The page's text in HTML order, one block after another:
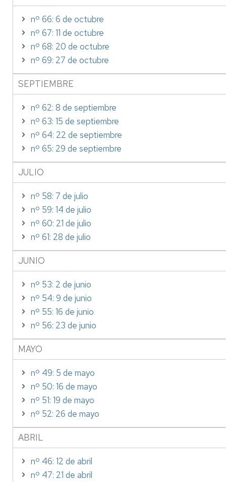
nº 66: 6 de octubre
nº 67: 11 de octubre
nº 68: 20 de octubre
nº 69: 27 de octubre
SEPTIEMBRE
nº 62: 8 de septiembre
nº 63: 15 de septiembre
nº 64: 22 de septiembre
nº 65: 29 de septiembre
JULIO
nº 58: 7 de julio
nº 59: 14 de julio
nº 60: 21 de julio
nº 61: 28 de julio
JUNIO
nº 53: 2 de junio
nº 54: 9 de junio
nº 55: 16 de junio
nº 56: 23 de junio
MAYO
nº 49: 5 de mayo
nº 50: 16 de mayo
nº 51: 19 de mayo
nº 52: 26 de mayo
ABRIL
nº 46: 12 de abril
nº 47: 21 de abril